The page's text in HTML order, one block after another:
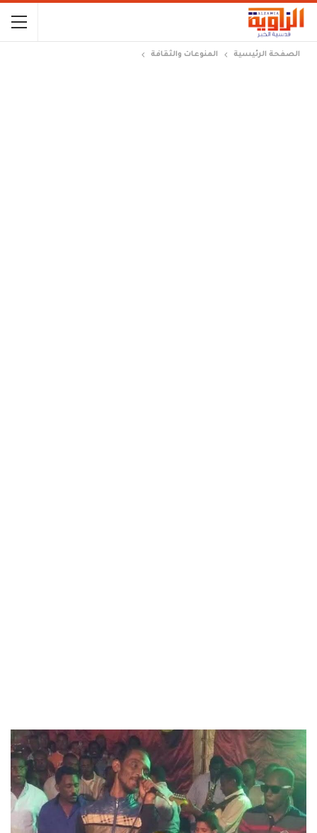
الصفحة الرئيسية المنوعات والثقافة